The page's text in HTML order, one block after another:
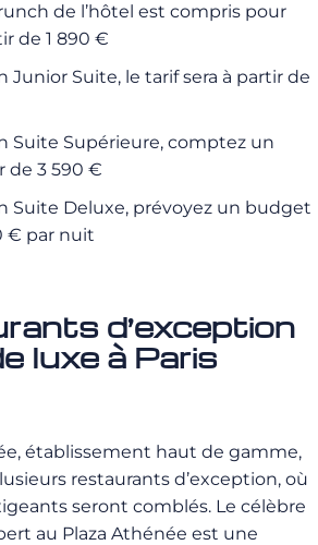
de l’hôtel est compris pour
de 1 890 €
Junior Suite, le tarif sera à partir de
Suite Supérieure, comptez un
de 3 590 €
Suite Deluxe, prévoyez un budget
€ par nuit
d’exception
luxe à Paris
établissement haut de gamme,
restaurants d’exception, où
seront comblés. Le célèbre
au Plaza Athénée est une